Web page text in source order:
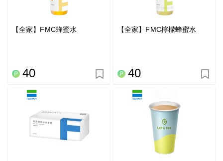
【全家】FMC蜂蜜水
40
【全家】FMC檸檬蜂蜜水
40